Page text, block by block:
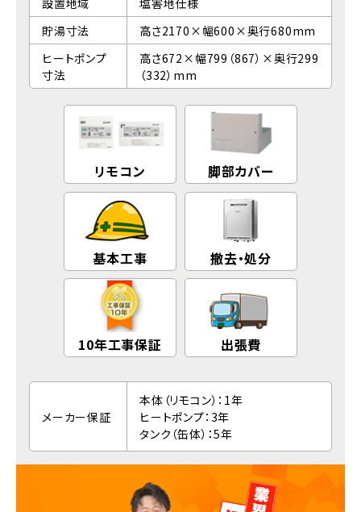
貯湯寸法
高さ2170×幅600×奥行680mm
ヒートポンプ
寸法
高さ672×幅799（867）×奥行299
（332）mm
リモコン 脚部カバー
基本工事 撤去・処分
10年工事保証 出張費
メーカー保証
本体（リモコン）：1年
ヒートポンプ：3年
タンク（缶体）：5年